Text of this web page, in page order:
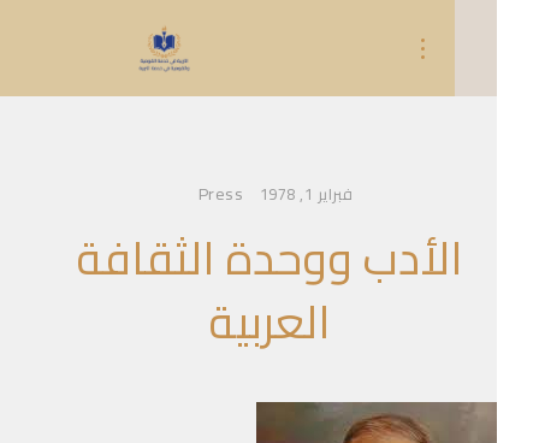
Press
الأدب ووحدة الثقافة
العربية